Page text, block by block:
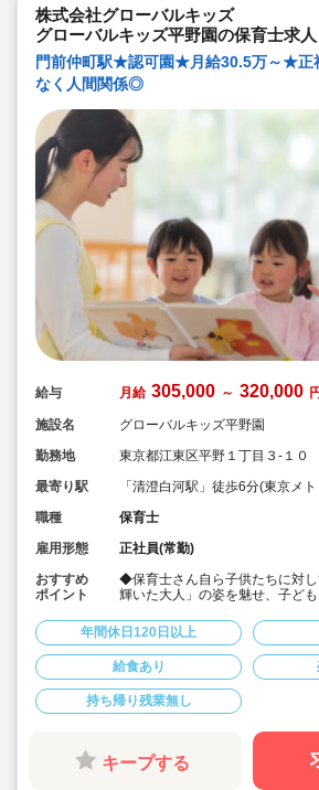
株式会社グローバルキッズ
グローバルキッズ平野園の保育士求人
門前仲町駅★認可園★月給30.5万～★正
なく人間関係◎
給与 月給 305,000 ～ 320,000 円
施設名
グローバルキッズ平野園
勤務地
東京都江東区平野１丁目３-１０
最寄り駅
「清澄白河駅」徒歩6分(東京メ
職種
保育士
雇用形態
正社員(常勤)
おすすめ
ポイント
◆保育士さん自ら子供たちに対
輝いた大人」の姿を魅せ、子ど
◆年間休日125日以上！
◆子育て期間中は時短勤務OK
◆半日有給OKで子育て中の方も
◆会社独自の休暇制度があります
わずノビノビと働きやすい環境で
◆宿舎借上げ制度利用可能です！
◆職員間の人間関係を大事にして
新しい仲間も皆でサポート。新
染めるか不安な方ブランク空け
リアチェンジの方！どんな方でも
いながら保育をする環境です
年間休日120日以上
給食あり
持ち帰り残業無し
キープする